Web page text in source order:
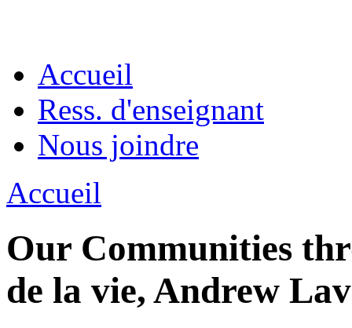
Accueil
Ress. d'enseignant
Nous joindre
Accueil
Our Communities
de la vie, Andrew